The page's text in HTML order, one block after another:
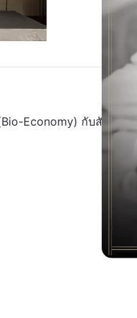
Economy) กับสังคมไ